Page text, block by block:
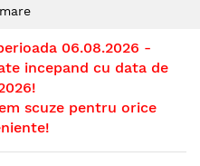
06.08.2026 -
incepand cu data de
scuze pentru orice